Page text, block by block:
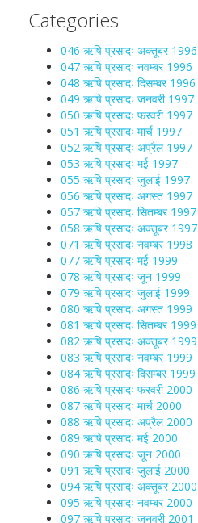
Categories
046 ऋषि प्रसादः अक्तूबर 1996
047 ऋषि प्रसादः नवम्बर 1996
048 ऋषि प्रसादः दिसम्बर 1996
049 ऋषि प्रसादः जनवरी 1997
050 ऋषि प्रसादः फरवरी 1997
051 ऋषि प्रसादः मार्च 1997
052 ऋषि प्रसादः अप्रैल 1997
053 ऋषि प्रसादः मई 1997
055 ऋषि प्रसादः जुलाई 1997
056 ऋषि प्रसादः अगस्त 1997
057 ऋषि प्रसादः सितम्बर 1997
058 ऋषि प्रसादः अक्तूबर 1997
071 ऋषि प्रसादः नवम्बर 1998
077 ऋषि प्रसादः मई 1999
078 ऋषि प्रसादः जून 1999
079 ऋषि प्रसादः जुलाई 1999
080 ऋषि प्रसादः अगस्त 1999
081 ऋषि प्रसादः सितम्बर 1999
082 ऋषि प्रसादः अक्तूबर 1999
083 ऋषि प्रसादः नवम्बर 1999
084 ऋषि प्रसादः दिसम्बर 1999
086 ऋषि प्रसादः फरवरी 2000
087 ऋषि प्रसादः मार्च 2000
088 ऋषि प्रसादः अप्रैल 2000
089 ऋषि प्रसादः मई 2000
090 ऋषि प्रसादः जून 2000
091 ऋषि प्रसादः जुलाई 2000
094 ऋषि प्रसादः अक्तूबर 2000
095 ऋषि प्रसादः नवम्बर 2000
097 ऋषि प्रसादः जनवरी 2001